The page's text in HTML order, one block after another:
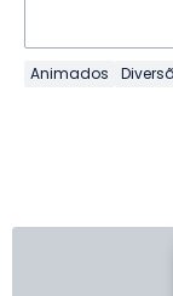
Animados